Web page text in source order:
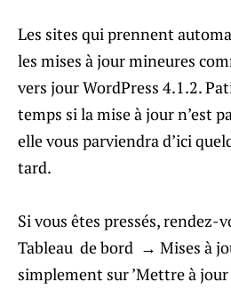
Les sites qui prennent
les mises à jour mineures
vers jour WordPress 4.1.2.
temps si la mise à jour n’est
elle vous parviendra d’ici
tard.
Si vous êtes pressés, rendez-
Tableau de bord → Mises à
simplement sur ​​’Mettre à jour